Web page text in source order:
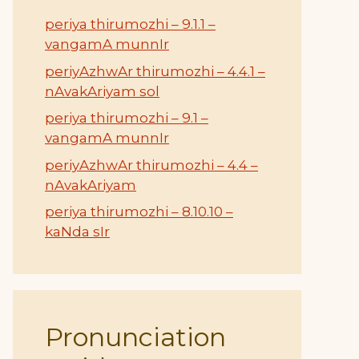
periya thirumozhi – 9.1.1 –
vangamA munnIr
periyAzhwAr thirumozhi – 4.4.1 –
nAvakAriyam sol
periya thirumozhi – 9.1 –
vangamA munnIr
periyAzhwAr thirumozhi – 4.4 –
nAvakAriyam
periya thirumozhi – 8.10.10 –
kaNda sIr
Pronunciation